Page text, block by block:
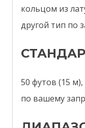
кольцом из
другой тип по
50 футов (15
по вашему